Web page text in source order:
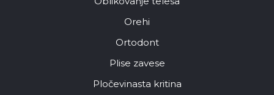
Orehi
Ortodont
Plise zavese
Pločevinasta kritina